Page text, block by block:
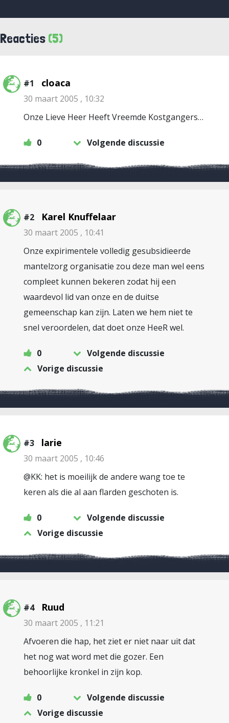
Reacties (5)
#1 cloaca
30 maart 2005 , 10:32
Onze Lieve Heer Heeft Vreemde Kostgangers…
0 Volgende discussie
#2 Karel Knuffelaar
30 maart 2005 , 10:41
Onze expirimentele volledig gesubsidieerde
mantelzorg organisatie zou deze man wel eens
compleet kunnen bekeren zodat hij een
waardevol lid van onze en de duitse
gemeenschap kan zijn. Laten we hem niet te
snel veroordelen, dat doet onze HeeR wel.
0
Volgende discussie
Vorige discussie
#3 larie
30 maart 2005 , 10:46
@KK: het is moeilijk de andere wang toe te
keren als die al aan flarden geschoten is.
0
Volgende discussie
Vorige discussie
#4 Ruud
30 maart 2005 , 11:21
Afvoeren die hap, het ziet er niet naar uit dat
het nog wat word met die gozer. Een
behoorlijke kronkel in zijn kop.
0
Volgende discussie
Vorige discussie